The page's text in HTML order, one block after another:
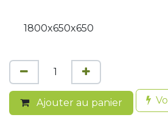
1800x650x650
Ajouter au panier